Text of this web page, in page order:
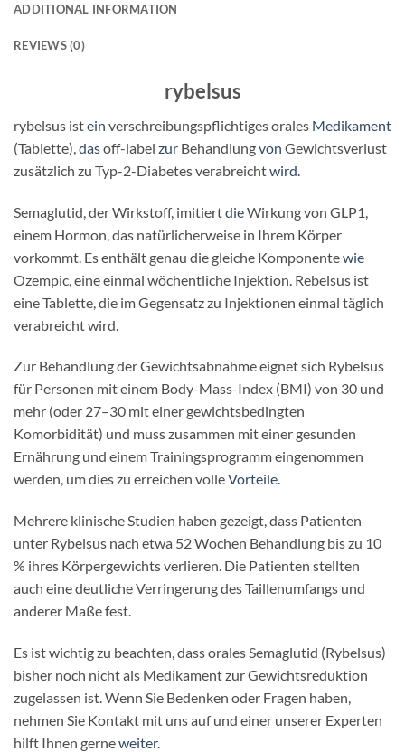
ADDITIONAL INFORMATION
REVIEWS (0)
rybelsus
rybelsus istein verschreibungspflichtiges orales Medikament
(Tablette),dasoff-label zur Behandlungvon Gewichtsverlust
zusätzlich zu Typ-2-Diabetes verabreichtwird.
Semaglutid, der Wirkstoff, imitiertdieWirkung von GLP1,
einem Hormon, das natürlicherweise in Ihrem Körper
vorkommt. Es enthält genau die gleiche Komponentewie
Ozempic, eine einmal wöchentliche Injektion. Rebelsus ist
eine Tablette, die im Gegensatz zu Injektionen einmal täglich
verabreicht wird.
Zur Behandlung der Gewichtsabnahme eignet sich Rybelsus
für Personen mit einem Body-Mass-Index (BMI) von 30 und
mehr (oder 27–30 mit einer gewichtsbedingten
Komorbidität) und muss zusammen mit einer gesunden
Ernährung und einem Trainingsprogramm eingenommen
werden, um dies zu erreichen volleVorteile.
Mehrere klinische Studien haben gezeigt, dass Patienten
unter Rybelsus nach etwa 52 Wochen Behandlung bis zu 10
% ihres Körpergewichts verlieren. Die Patienten stellten
auch eine deutliche Verringerung des Taillenumfangs und
anderer Maße fest.
Es ist wichtig zu beachten, dass orales Semaglutid (Rybelsus)
bisher noch nicht als Medikament zur Gewichtsreduktion
zugelassen ist. Wenn Sie Bedenken oder Fragen haben,
nehmen Sie Kontakt mit uns auf und einer unserer Experten
hilft Ihnen gerneweiter.